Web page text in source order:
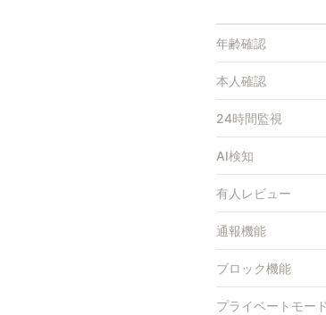
年齢確認
本人確認
24時間監視
AI検知
有人レビュー
通報機能
ブロック機能
プライベートモード